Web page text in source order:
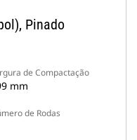
Pinado
de Compactação
mm
de Rodas